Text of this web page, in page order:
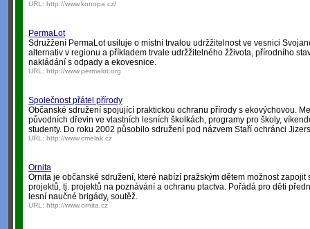
URL: http://www.konopa.cz/
PermaLot
Sdružžení PermaLot usiluje o místní trvalou udržžitelnost ve vesnici
alternativ v regionu a příkladem trvale udržžitelného žživota, přírodního
nakládání s odpady a ekovesnice.
URL: http://www.permalot.org
Společnost přátel přírody
Občanské sdružení spojující praktickou ochranu přírody s ekovýchovou.
původních dřevin ve vlastních lesních školkách, programy pro školy,
studenty. Do roku 2002 působilo sdružení pod názvem Staří ochránci
URL: http://www.cmelak.cz
Ornita
Ornita je občanské sdružení, které nabízí pražským dětem možnost
projektů, tj. projektů na poznávání a ochranu ptactva. Pořádá pro děti
lesní naučné brigády, soutěž.
URL: http://www.ornita.cz